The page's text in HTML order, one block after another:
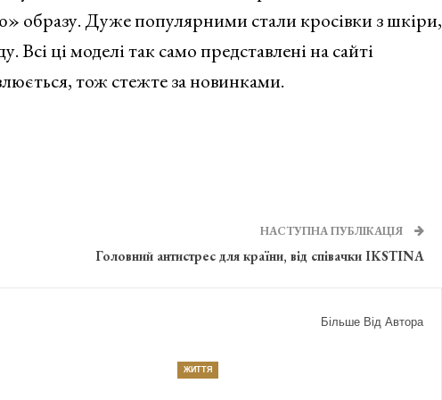
образу. Дуже популярними стали кросівки з шкіри,
ці моделі так само представлені на сайті
тож стежте за новинками.
НАСТУПНА ПУБЛІКАЦІЯ
Головний антистрес для країни, від співачки IKSTINA
Більше Від Автора
ЖИТТЯ